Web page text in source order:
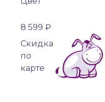
8 599 ₽
Cкидка
по
карте